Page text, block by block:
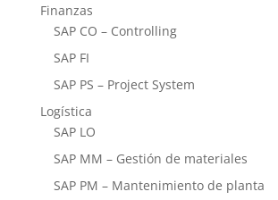
Finanzas
SAP CO – Controlling
SAP FI
SAP PS – Project System
Logística
SAP LO
SAP MM – Gestión de materiales
SAP PM – Mantenimiento de planta